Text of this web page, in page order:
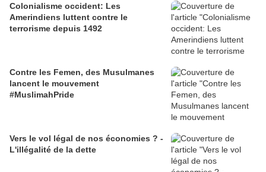
Colonialisme occident: Les
Amerindiens luttent contre le
terrorisme depuis 1492
Contre les Femen, des Musulmanes
lancent le mouvement
#MuslimahPride
Vers le vol légal de nos économies ? -
L'illégalité de la dette